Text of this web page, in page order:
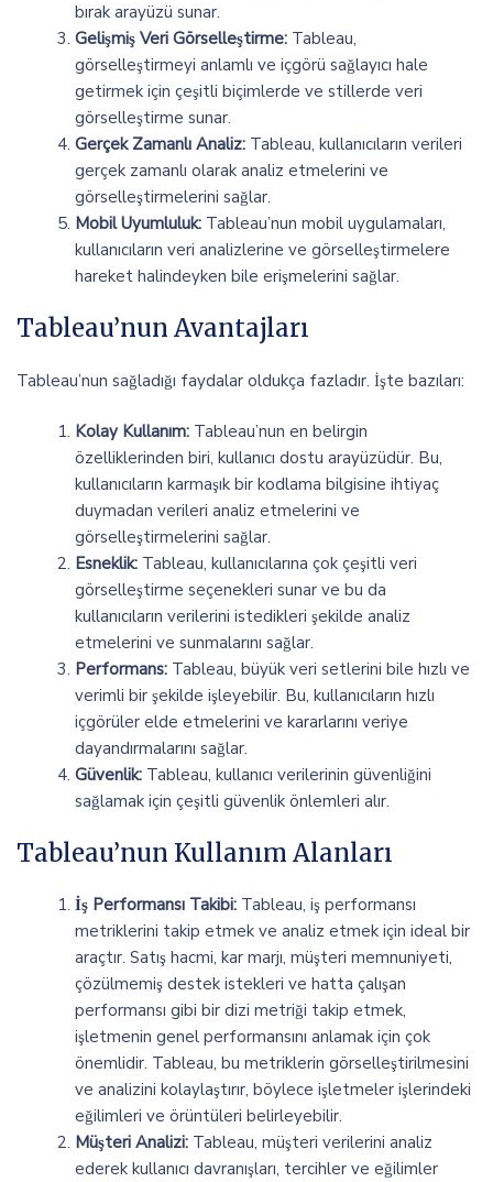
bırak arayüzü sunar.
Gelişmiş Veri Görselleştirme: Tableau,
görselleştirmeyi anlamlı ve içgörü sağlayıcı hale
getirmek için çeşitli biçimlerde ve stillerde veri
görselleştirme sunar.
Gerçek Zamanlı Analiz: Tableau, kullanıcıların verileri
gerçek zamanlı olarak analiz etmelerini ve
görselleştirmelerini sağlar.
Mobil Uyumluluk: Tableau’nun mobil uygulamaları,
kullanıcıların veri analizlerine ve görselleştirmelere
hareket halindeyken bile erişmelerini sağlar.
Tableau’nun Avantajları
Tableau’nun sağladığı faydalar oldukça fazladır. İşte bazıları:
Kolay Kullanım: Tableau’nun en belirgin
özelliklerinden biri, kullanıcı dostu arayüzüdür. Bu,
kullanıcıların karmaşık bir kodlama bilgisine ihtiyaç
duymadan verileri analiz etmelerini ve
görselleştirmelerini sağlar.
Esneklik: Tableau, kullanıcılarına çok çeşitli veri
görselleştirme seçenekleri sunar ve bu da
kullanıcıların verilerini istedikleri şekilde analiz
etmelerini ve sunmalarını sağlar.
Performans: Tableau, büyük veri setlerini bile hızlı ve
verimli bir şekilde işleyebilir. Bu, kullanıcıların hızlı
içgörüler elde etmelerini ve kararlarını veriye
dayandırmalarını sağlar.
Güvenlik: Tableau, kullanıcı verilerinin güvenliğini
sağlamak için çeşitli güvenlik önlemleri alır.
Tableau’nun Kullanım Alanları
İş Performansı Takibi: Tableau, iş performansı
metriklerini takip etmek ve analiz etmek için ideal bir
araçtır. Satış hacmi, kar marjı, müşteri memnuniyeti,
çözülmemiş destek istekleri ve hatta çalışan
performansı gibi bir dizi metriği takip etmek,
işletmenin genel performansını anlamak için çok
önemlidir. Tableau, bu metriklerin görselleştirilmesini
ve analizini kolaylaştırır, böylece işletmeler işlerindeki
eğilimleri ve örüntüleri belirleyebilir.
Müşteri Analizi: Tableau, müşteri verilerini analiz
ederek kullanıcı davranışları, tercihler ve eğilimler